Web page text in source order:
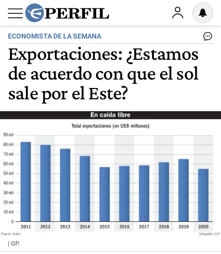
ECONOMISTA DE LA SEMANA
Exportaciones: ¿Estamos
de acuerdo con que el sol
sale por el Este?
| GP.